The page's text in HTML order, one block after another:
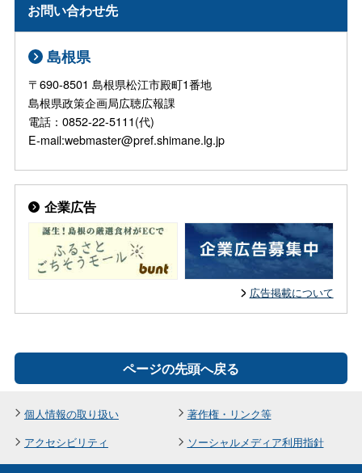
お問い合わせ先
島根県
〒690-8501 島根県松江市殿町1番地
島根県政策企画局広聴広報課
電話：0852-22-5111(代)
E-mail:webmaster@pref.shimane.lg.jp
企業広告
広告掲載について
ページの先頭へ戻る
個人情報の取り扱い
著作権・リンク等
アクセシビリティ
ソーシャルメディア利用指針